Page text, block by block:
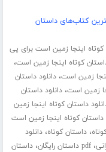
کتاب‌های داستان
کوتاه اینجا زمین است برای پی
کوتاه اینجا زمین است،
زمین است،دانلود داستان
زمین است،دانلود داستان
داستان کوتاه اینجا زمین
داستان کوتاه اینجا زمین است
،داستان کوتاه،دانلود
،pdf داستان رایگان ،داستان